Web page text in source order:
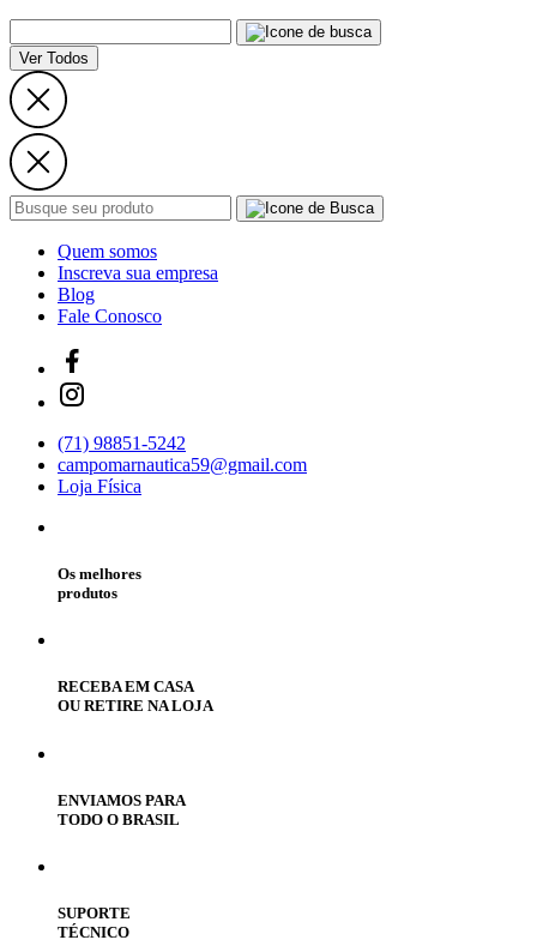
Ver Todos
Quem somos
Inscreva sua empresa
Blog
Fale Conosco
(71) 98851-5242
campomarnautica59@gmail.com
Loja Física
Os melhores
produtos
RECEBA EM CASA
OU RETIRE NA LOJA
ENVIAMOS PARA
TODO O BRASIL
SUPORTE
TÉCNICO